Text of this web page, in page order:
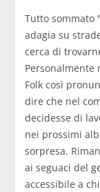
Tutto sommato
adagia su
cerca di
Folk così
dire che nel
decidesse di
nei prossimi
sorpresa.
ai seguaci del
accessibile a